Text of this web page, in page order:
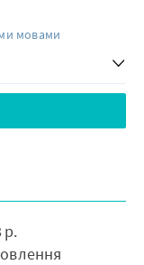
мовами
р.